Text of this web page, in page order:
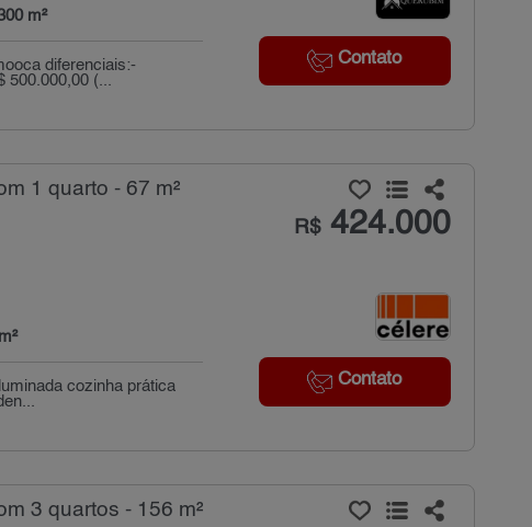
Contato
m²
diferenciais:-
500.000,00 (...
1 quarto - 67 m²
R$424.000
Contato
cozinha prática
3 quartos - 156 m²